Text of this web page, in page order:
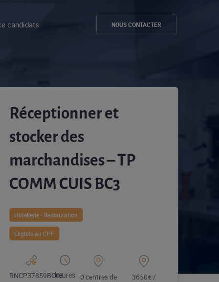
candidats NOUS CONTACTER
Réceptionner et
stocker des
marchandises – TP
COMM CUIS BC3
Hôtellerie - Restauration
Éligible au CPF
RNCP37859BC03heures 0 centres de
3650€ /